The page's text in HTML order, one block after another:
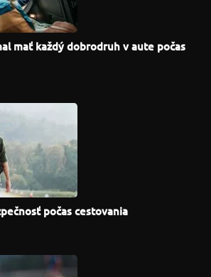
mať každý dobrodruh v aute počas
počas cestovania